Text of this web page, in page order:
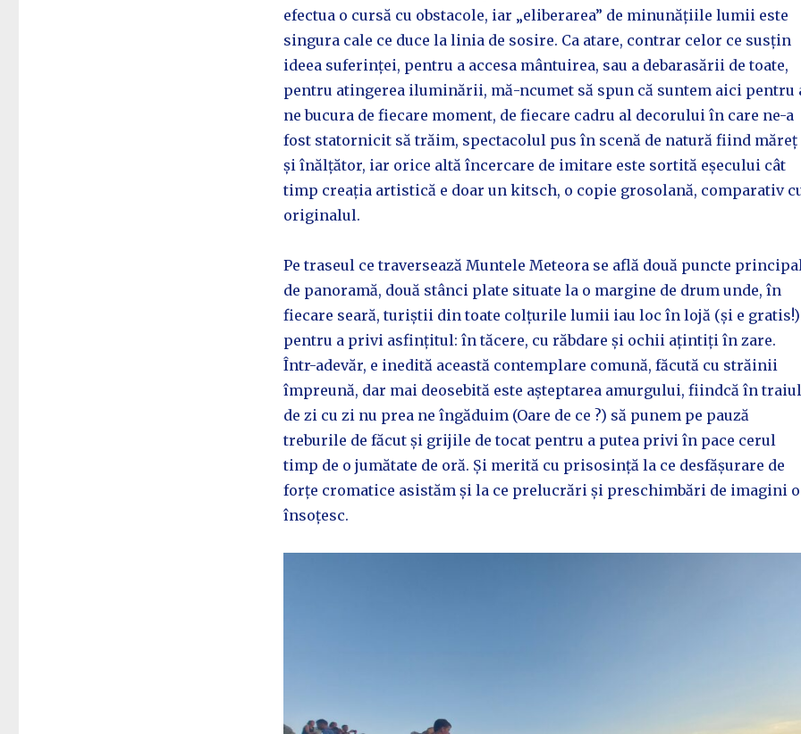
efectua o cursă cu obstacole, iar „eliberarea” de minunățiile lumii este
singura cale ce duce la linia de sosire. Ca atare, contrar celor ce susțin
ideea suferinței, pentru a accesa mântuirea, sau a debarasării de toate,
pentru atingerea iluminării, mă-ncumet să spun că suntem aici pentru
ne bucura de fiecare moment, de fiecare cadru al decorului în care ne-a
fost statornicit să trăim, spectacolul pus în scenă de natură fiind măreț
și înălțător, iar orice altă încercare de imitare este sortită eșecului cât
timp creația artistică e doar un kitsch, o copie grosolană, comparativ
originalul.
Pe traseul ce traversează Muntele Meteora se află două puncte
de panoramă, două stânci plate situate la o margine de drum unde, în
fiecare seară, turiștii din toate colțurile lumii iau loc în lojă (și e gratis!)
pentru a privi asfințitul: în tăcere, cu răbdare și ochii ațintiți în zare.
Într-adevăr, e inedită această contemplare comună, făcută cu străinii
împreună, dar mai deosebită este așteptarea amurgului, fiindcă în traiul
de zi cu zi nu prea ne îngăduim (Oare de ce ?) să punem pe pauză
treburile de făcut și grijile de tocat pentru a putea privi în pace cerul
timp de o jumătate de oră. Și merită cu prisosință la ce desfășurare de
forțe cromatice asistăm și la ce prelucrări și preschimbări de imagini o
însoțesc.